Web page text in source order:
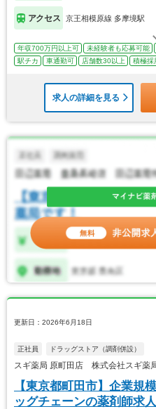
アクセス 京王相模原線 多摩境駅
年収700万円以上可 未経験者も応募可能
駅チカ
車通勤可 店舗数30以上 積極採
求人の詳細を見る
更新日：2026年6月18日
正社員 ドラッグストア（調剤併設）
スギ薬局 原町田店 株式会社スギ薬
【東京都町田市】企業規
ッグチェーンの薬剤師求人